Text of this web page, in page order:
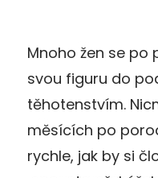
Mnoho žen se
svou figuru do
těhotenstvím.
měsících po
rychle, jak by si